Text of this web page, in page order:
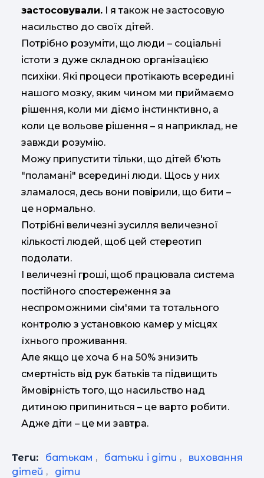
застосовували. І я також не застосовую
насильство до своїх дітей.
Потрібно розуміти, що люди – соціальні
істоти з дуже складною організацією
психіки. Які процеси протікають всередині
нашого мозку, яким чином ми приймаємо
рішення, коли ми діємо інстинктивно, а
коли це вольове рішення – я наприклад, не
завжди розумію.
Можу припустити тільки, що дітей б'ють
"поламані" всередині люди. Щось у них
зламалося, десь вони повірили, що бити –
це нормально.
Потрібні величезні зусилля величезної
кількості людей, щоб цей стереотип
подолати.
І величезні гроші, щоб працювала система
постійного спостереження за
неспроможними сім'ями та тотального
контролю з установкою камер у місцях
їхнього проживання.
Але якщо це хоча б на 50% знизить
смертність від рук батьків та підвищить
ймовірність того, що насильство над
дитиною припиниться – це варто робити.
Адже діти – це ми завтра.
Теги: батькам , батьки і діти ,
виховання
дітей , діти